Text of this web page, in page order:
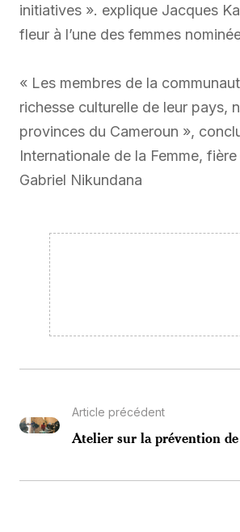
initiatives ». explique Jacques
fleur à l’une des femmes
« Les membres de la
richesse culturelle de leur pays,
provinces du Cameroun »,
Internationale de la Femme,
Gabriel Nikundana
Article précédent
Atelier sur la prévention